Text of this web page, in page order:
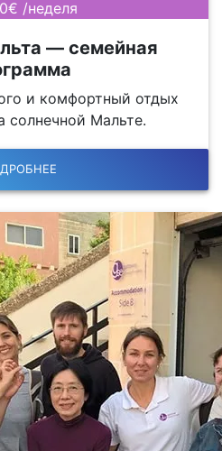
/неделя
— семейная
и комфортный отдых
солнечной Мальте.